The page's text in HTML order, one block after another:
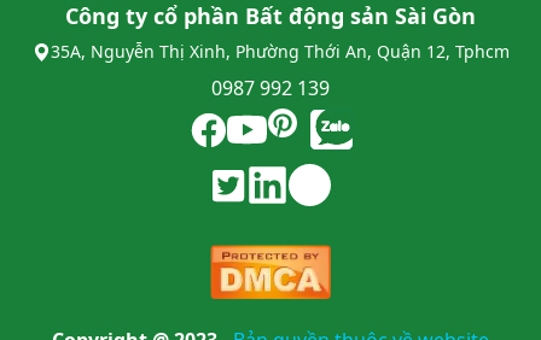
Công ty cổ phần Bất động sản Sài Gòn
35A, Nguyễn Thị Xinh, Phường Thới An, Quận 12, Tphcm
0987 992 139